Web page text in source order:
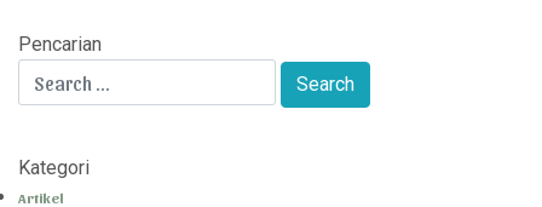
Pencarian
Kategori
Artikel